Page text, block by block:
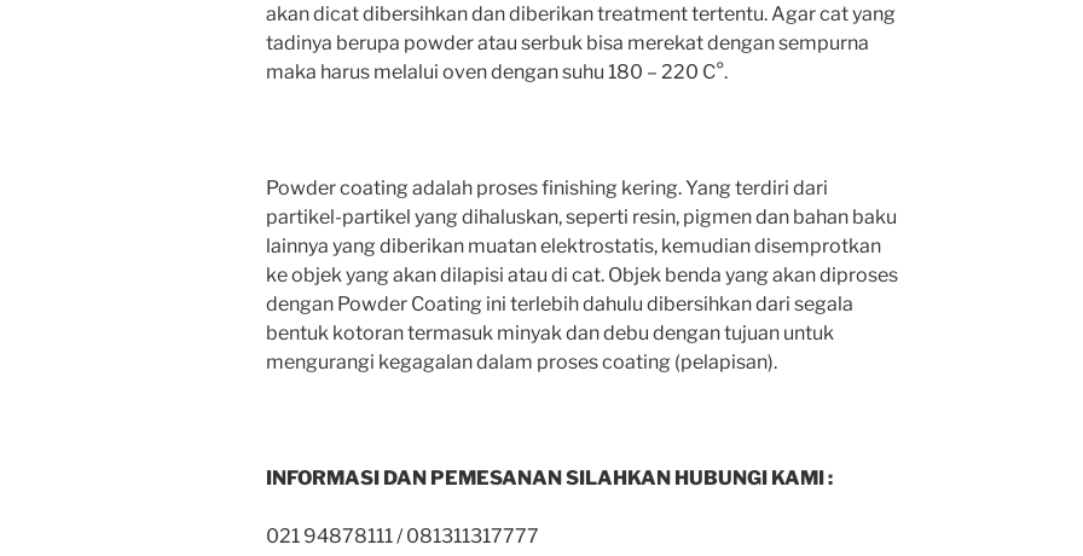
akan dicat dibersihkan dan diberikan treatment tertentu. Agar cat yang
tadinya berupa powder atau serbuk bisa merekat dengan sempurna
maka harus melalui oven dengan suhu 180 – 220 C°.
Powder coating adalah proses finishing kering. Yang terdiri dari
partikel-partikel yang dihaluskan, seperti resin, pigmen dan bahan baku
lainnya yang diberikan muatan elektrostatis, kemudian disemprotkan
ke objek yang akan dilapisi atau di cat. Objek benda yang akan diproses
dengan Powder Coating ini terlebih dahulu dibersihkan dari segala
bentuk kotoran termasuk minyak dan debu dengan tujuan untuk
mengurangi kegagalan dalam proses coating (pelapisan).
INFORMASI DAN PEMESANAN SILAHKAN HUBUNGI KAMI :
021 94878111 / 081311317777